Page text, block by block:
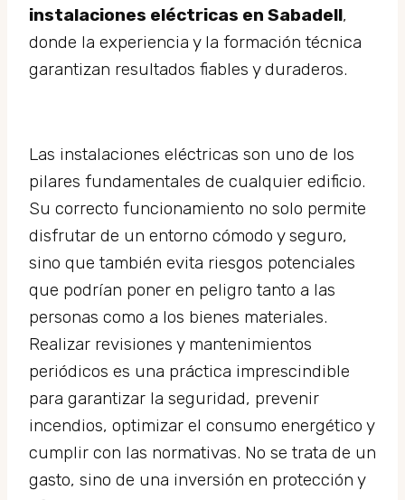
instalaciones eléctricas en Sabadell,
donde la experiencia y la formación técnica
garantizan resultados fiables y duraderos.
Las instalaciones eléctricas son uno de los
pilares fundamentales de cualquier edificio.
Su correcto funcionamiento no solo permite
disfrutar de un entorno cómodo y seguro,
sino que también evita riesgos potenciales
que podrían poner en peligro tanto a las
personas como a los bienes materiales.
Realizar revisiones y mantenimientos
periódicos es una práctica imprescindible
para garantizar la seguridad, prevenir
incendios, optimizar el consumo energético y
cumplir con las normativas. No se trata de un
gasto, sino de una inversión en protección y